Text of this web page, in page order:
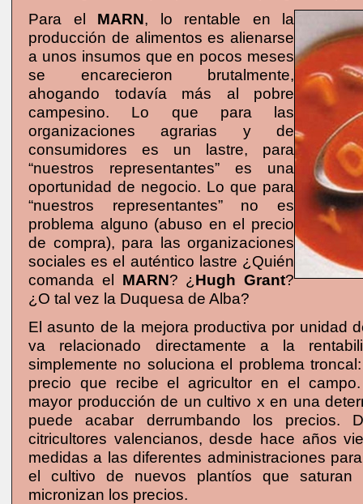
Para el MARN, lo rentable en la
producción de alimentos es alienarse
a unos insumos que en pocos meses
se encarecieron brutalmente,
ahogando todavía más al pobre
campesino. Lo que para las
organizaciones agrarias y de
consumidores es un lastre, para
“nuestros representantes” es una
oportunidad de negocio. Lo que para
“nuestros representantes” no es
problema alguno (abuso en el precio
de compra), para las organizaciones
sociales es el auténtico lastre ¿Quién
comanda el MARN? ¿ Hugh Grant?
¿O tal vez la Duquesa de Alba?
El asunto de la mejora productiva por unidad
va relacionado directamente a la
simplemente no soluciona el problema
precio que recibe el agricultor en el
mayor producción de un cultivo x en una
puede acabar derrumbando los precios.
citricultores valencianos, desde hace años
medidas a las diferentes administraciones
el cultivo de nuevos plantíos que saturan
micronizan los precios.